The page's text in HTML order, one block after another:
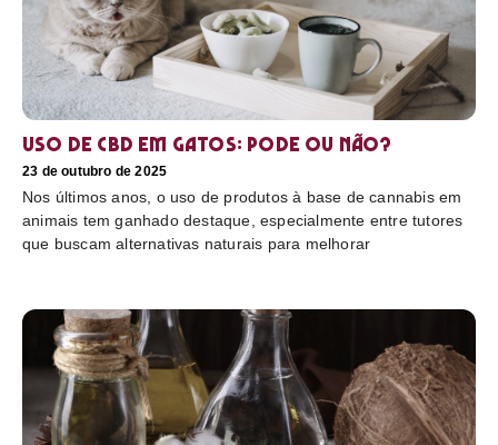
Uso de CBD em gatos: pode ou não?
23 de outubro de 2025
Nos últimos anos, o uso de produtos à base de cannabis em
animais tem ganhado destaque, especialmente entre tutores
que buscam alternativas naturais para melhorar